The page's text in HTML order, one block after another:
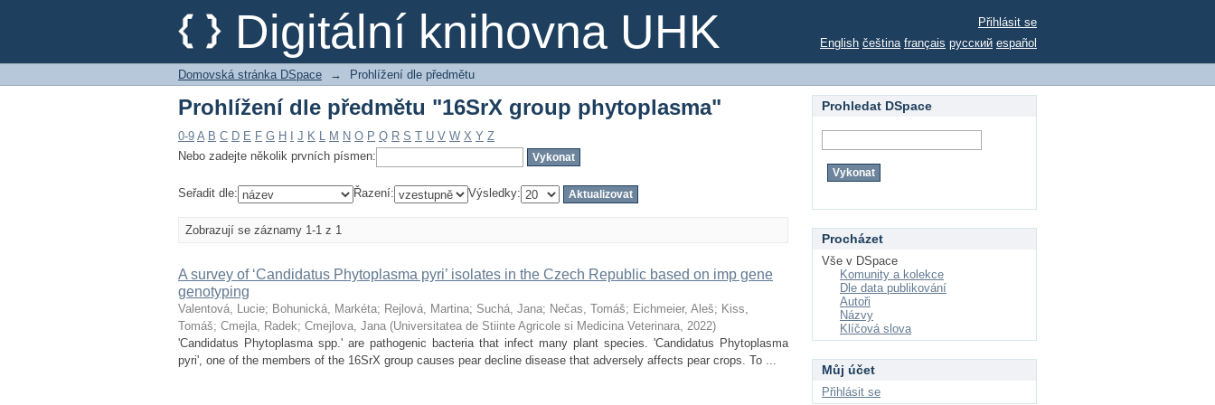
Digitální knihovna UHK
Prohlížení dle předmětu "16SrX group phytoplasma"
Přihlásit se
English čeština français русский español
Domovská stránka DSpace → Prohlížení dle předmětu
Prohlížení dle předmětu "16SrX group phytoplasma"
0-9 A B C D E F G H J K L M N O P Q R S T U V W X Y Z
Nebo zadejte několik prvních písmen:
Seřadit dle: Řazení: Výsledky:
Zobrazují se záznamy 1-1 z 1
A survey of ‘Candidatus Phytoplasma pyri’ isolates in the Czech Republic based on imp gene
genotyping
Valentová, Lucie; Bohunická, Markéta; Rejlová, Martina; Suchá, Jana; Nečas, Tomáš; Eichmeier, Aleš; Kiss,
Tomáš; Cmejla, Radek; Cmejlova, Jana (Universitatea de Stiinte Agricole si Medicina Veterinara, 2022)
'Candidatus Phytoplasma spp.' are pathogenic bacteria that infect many plant species. 'Candidatus Phytoplasma
pyri', one of the members of the 16SrX group causes pear decline disease that adversely affects pear crops. To ...
Prohledat DSpace
Procházet
Vše v DSpace
Komunity a kolekce
Dle data publikování
Autoři
Názvy
Klíčová slova
Můj účet
Přihlásit se